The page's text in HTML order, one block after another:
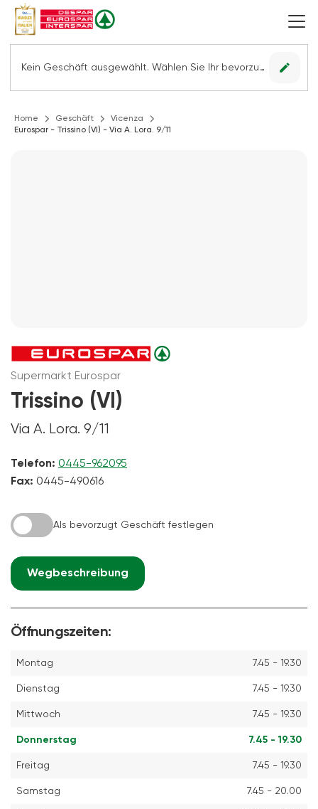
Kein Geschäft ausgewählt. Wählen Sie Ihr bevorzugtes Geschäft, um alle Angebote sehen zu können. edit
Home Geschäft
Vicenza
Eurospar - Trissino (VI) - Via A. Lora. 9/11
Supermarkt Eurospar
Trissino (VI)
Via A. Lora. 9/11
Telefon: 0445-962095
Fax: 0445-490616
Als bevorzugt Geschäft festlegen
Wegbeschreibung
Öffnungszeiten:
Montag 7.45 - 19.30
Dienstag 7.45 - 19.30
Mittwoch 7.45 - 19.30
Donnerstag 7.45 - 19.30
Freitag 7.45 - 19.30
Samstag 7.45 - 20.00